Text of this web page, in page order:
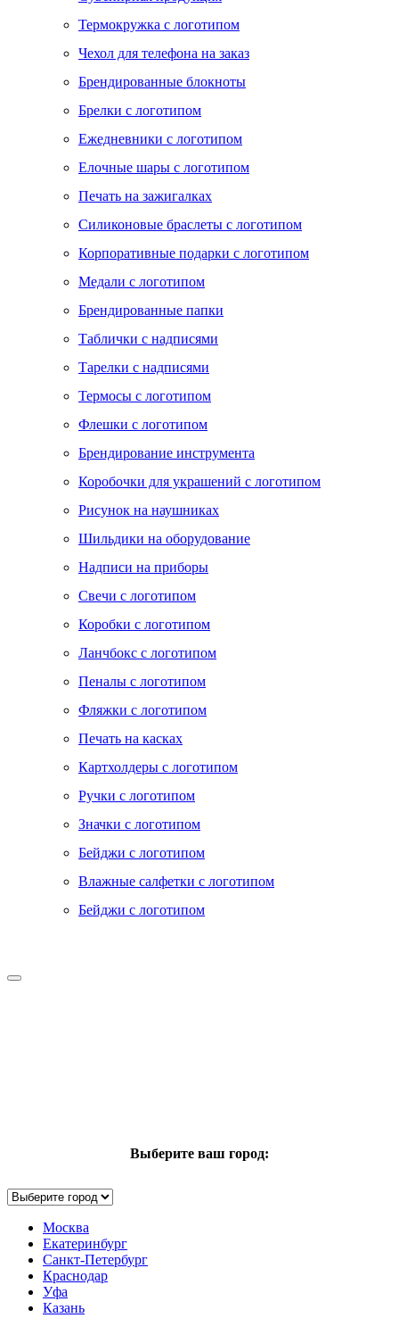
Термокружка с логотипом
Чехол для телефона на заказ
Брендированные блокноты
Брелки с логотипом
Ежедневники с логотипом
Елочные шары с логотипом
Печать на зажигалках
Силиконовые браслеты с логотипом
Корпоративные подарки с логотипом
Медали с логотипом
Брендированные папки
Таблички с надписями
Тарелки с надписями
Термосы с логотипом
Флешки с логотипом
Брендирование инструмента
Коробочки для украшений с логотипом
Рисунок на наушниках
Шильдики на оборудование
Надписи на приборы
Свечи с логотипом
Коробки с логотипом
Ланчбокс с логотипом
Пеналы с логотипом
Фляжки с логотипом
Печать на касках
Картхолдеры с логотипом
Ручки с логотипом
Значки с логотипом
Бейджи с логотипом
Влажные салфетки с логотипом
Бейджи с логотипом
Выберите ваш город:
Москва
Екатеринбург
Санкт-Петербург
Краснодар
Уфа
Казань